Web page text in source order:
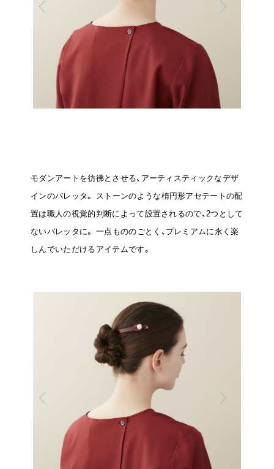
モダンアートを彷彿とさせる、アーティスティックなデザ
インのバレッタ。 ストーンのような楕円形アセテートの配
置は職人の視覚的判断によって設置されるので、2つとして
ないバレッタに。 一点もののごとく、プレミアムに永く楽
しんでいただけるアイテムです。